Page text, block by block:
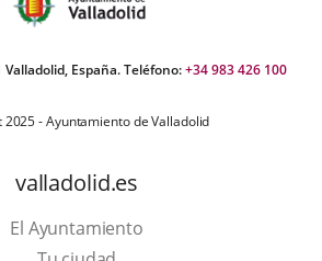
Valladolid, España. Teléfono:+34 983 426 100
2025 - Ayuntamiento de Valladolid
valladolid.es
El Ayuntamiento